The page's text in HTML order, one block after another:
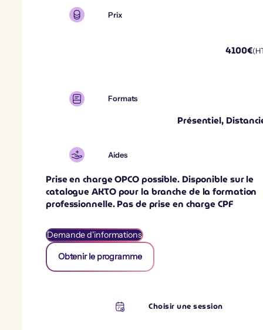
Prix
4100€
Formats
Présentiel,
Aides
Prise en charge OPCO possible. Disponible sur le
catalogue AKTO pour la branche de la formation
professionnelle. Pas de prise en charge CPF
Demande d'informations
Obtenir le programme
Choisir une session